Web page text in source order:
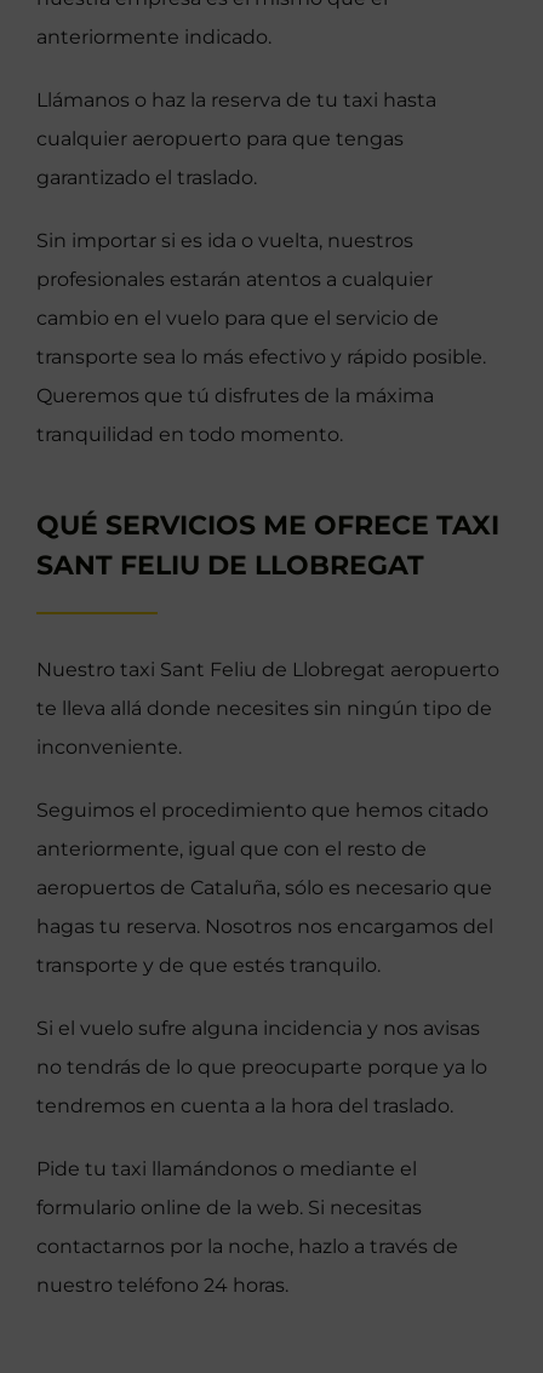
anteriormente indicado.
Llámanos o haz la reserva de tu taxi hasta
cualquier aeropuerto para que tengas
garantizado el traslado.
Sin importar si es ida o vuelta, nuestros
profesionales estarán atentos a cualquier
cambio en el vuelo para que el servicio de
transporte sea lo más efectivo y rápido posible.
Queremos que tú disfrutes de la máxima
tranquilidad en todo momento.
QUÉ SERVICIOS ME OFRECE TAXI
SANT FELIU DE LLOBREGAT
Nuestro taxi Sant Feliu de Llobregat aeropuerto
te lleva allá donde necesites sin ningún tipo de
inconveniente.
Seguimos el procedimiento que hemos citado
anteriormente, igual que con el resto de
aeropuertos de Cataluña, sólo es necesario que
hagas tu reserva. Nosotros nos encargamos del
transporte y de que estés tranquilo.
Si el vuelo sufre alguna incidencia y nos avisas
no tendrás de lo que preocuparte porque ya lo
tendremos en cuenta a la hora del traslado.
Pide tu taxi llamándonos o mediante el
formulario online de la web. Si necesitas
contactarnos por la noche, hazlo a través de
nuestro teléfono 24 horas.